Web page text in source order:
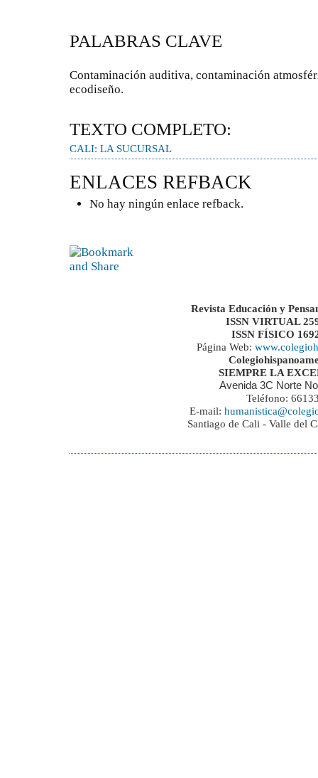
PALABRAS CLAVE
Contaminación auditiva, contaminación
ecodiseño.
TEXTO COMPLETO:
CALI: LA SUCURSAL
ENLACES REFBACK
No hay ningún enlace refback.
Revista Educación y
ISSN VIRTUAL
ISSN FÍSICO
Página Web:
SIEMPRE LA
Avenida 3C Norte
Teléfono:
E-mail:
Santiago de Cali - Valle del